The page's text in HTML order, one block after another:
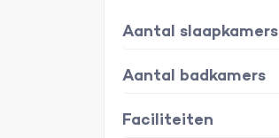
Aantal slaapkamers
Aantal badkamers
Faciliteiten